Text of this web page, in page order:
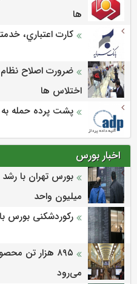
ها
كارت اعتباري،
ضرورت اصلاح نظام
اختلاس ها
پشت پرده حمله
اخبار بورس
میلیون واحد
رکوردشکنی بورس با جذب ۶.۲ همت
۸۹۵ هزار تن
می‌‌رود